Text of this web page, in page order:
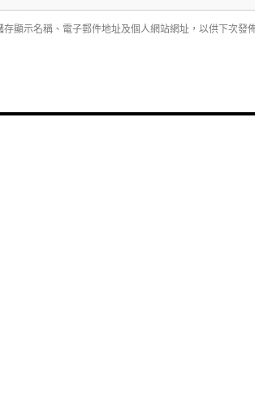
存顯示名稱、電子郵件地址及個人網站網址，以供下次發